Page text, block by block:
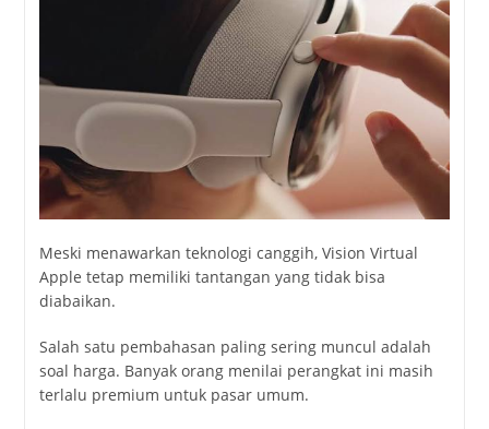
Meski menawarkan teknologi canggih, Vision Virtual
Apple tetap memiliki tantangan yang tidak bisa
diabaikan.
Salah satu pembahasan paling sering muncul adalah
soal harga. Banyak orang menilai perangkat ini masih
terlalu premium untuk pasar umum.